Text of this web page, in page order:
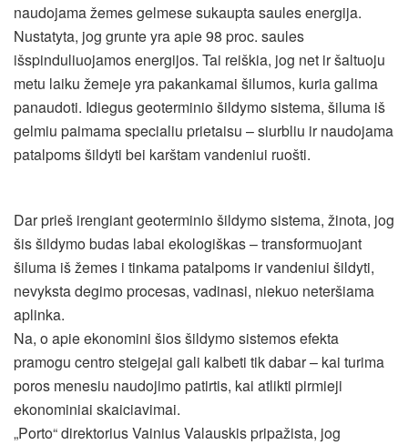
naudojama žemes gelmese sukaupta saules energija.
Nustatyta, jog grunte yra apie 98 proc. saules
išspinduliuojamos energijos. Tai reiškia, jog net ir šaltuoju
metu laiku žemeje yra pakankamai šilumos, kuria galima
panaudoti. Idiegus geoterminio šildymo sistema, šiluma iš
gelmiu paimama specialiu prietaisu – siurbliu ir naudojama
patalpoms šildyti bei karštam vandeniui ruošti.
Dar prieš irengiant geoterminio šildymo sistema, žinota, jog
šis šildymo budas labai ekologiškas – transformuojant
šiluma iš žemes i tinkama patalpoms ir vandeniui šildyti,
nevyksta degimo procesas, vadinasi, niekuo neteršiama
aplinka.
Na, o apie ekonomini šios šildymo sistemos efekta
pramogu centro steigejai gali kalbeti tik dabar – kai turima
poros menesiu naudojimo patirtis, kai atlikti pirmieji
ekonominiai skaiciavimai.
„Porto“ direktorius Vainius Valauskis pripažista, jog